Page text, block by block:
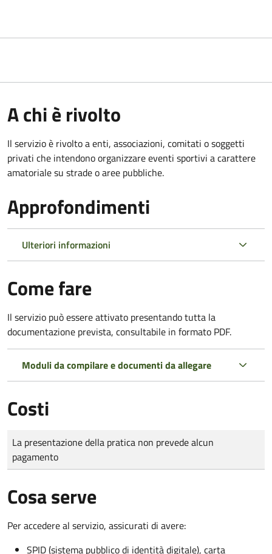
A chi è rivolto
Il servizio è rivolto a enti, associazioni, comitati o soggetti
privati che intendono organizzare eventi sportivi a carattere
amatoriale su strade o aree pubbliche.
Approfondimenti
Ulteriori informazioni
Come fare
Il servizio può essere attivato presentando tutta la
documentazione prevista, consultabile in formato PDF.
Moduli da compilare e documenti da allegare
Costi
Tipo di pagamento
Importo
La presentazione della pratica non prevede alcun
pagamento
Cosa serve
Per accedere al servizio, assicurati di avere:
SPID (sistema pubblico di identità digitale), carta